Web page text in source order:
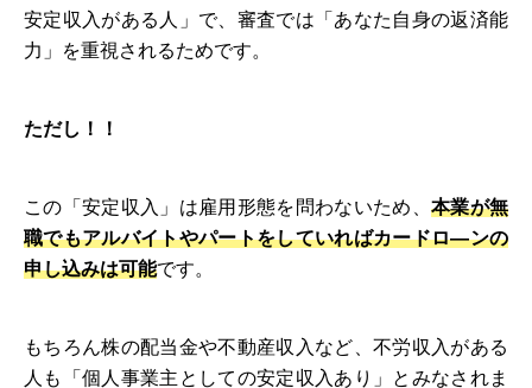
安定収入がある人」で、審査では「あなた自身の返済能
力」を重視されるためです。
ただし！！
この「安定収入」は雇用形態を問わないため、 本業が無
職でもアルバイトやパートをしていればカードロ―ンの
申し込みは可能です。
もちろん株の配当金や不動産収入など、不労収入がある
人も「個人事業主としての安定収入あり」とみなされま